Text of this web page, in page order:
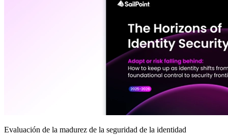
Evaluación de la madurez de la seguridad de la identidad